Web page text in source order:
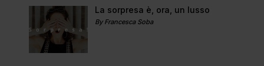
La sorpresa è, ora, un lusso
By Francesca Soba